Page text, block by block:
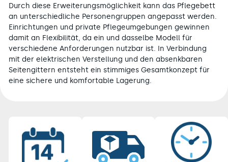
Durch diese Erweiterungsmöglichkeit kann das Pflegebett
an unterschiedliche Personengruppen angepasst werden.
Einrichtungen und private Pflegeumgebungen gewinnen
damit an Flexibilität, da ein und dasselbe Modell für
verschiedene Anforderungen nutzbar ist. In Verbindung
mit der elektrischen Verstellung und den absenkbaren
Seitengittern entsteht ein stimmiges Gesamtkonzept für
eine sichere und komfortable Lagerung.
Pause
Diashow